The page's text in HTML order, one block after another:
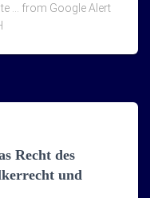
… from Google Alert
Recht des
und